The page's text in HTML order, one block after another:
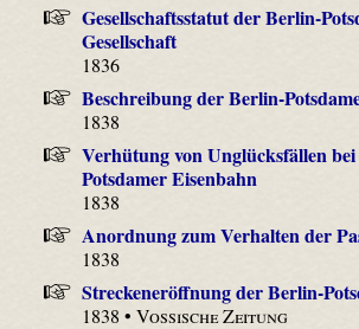
Gesellschaftsstatut der Berlin-
Gesellschaft
1836
Beschreibung der Berlin-
1838
Verhütung von Unglücksfällen
Potsdamer Eisenbahn
1838
Anordnung zum Verhalten der
1838
Streckeneröffnung der Berlin-
1838 •Vossische Zeitung